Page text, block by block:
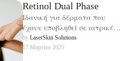
Retinol Dual Phase
Ιδανική για δέρματα που
έχουν υποβληθεί σε ιατρικές
θεραπείες προσώπου.
by LaserSkin Solutions
17 Μαρτίου 2025